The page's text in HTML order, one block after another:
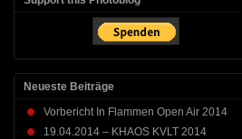
Neueste Beiträge
Vorbericht In Flammen Open Air 2014
19.04.2014 – KHAOS KVLT 2014